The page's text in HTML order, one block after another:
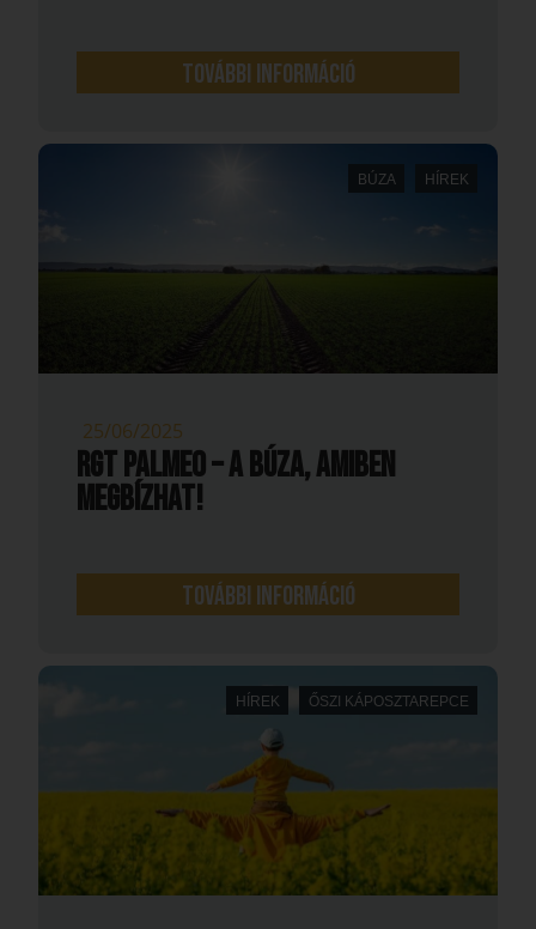
További információ
BÚZA HÍREK
25/06/2025
RGT PALMEO – A BÚZA, AMIBEN
MEGBÍZHAT!
További információ
HÍREK ŐSZI KÁPOSZTAREPCE